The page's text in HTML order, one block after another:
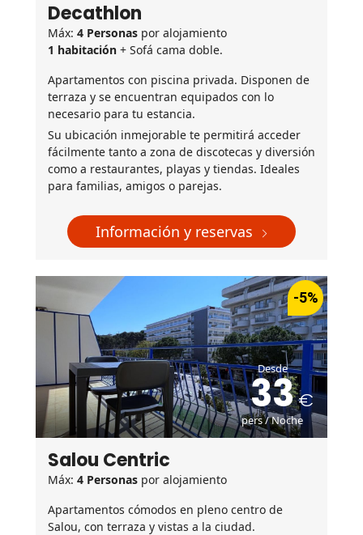
Decathlon
Máx: 4 Personas por alojamiento
1 habitación + Sofá cama doble.
Apartamentos con piscina privada. Disponen de
terraza y se encuentran equipados con lo
necesario para tu estancia.
Su ubicación inmejorable te permitirá acceder
fácilmente tanto a zona de discotecas y diversión
como a restaurantes, playas y tiendas. Ideales
para familias, amigos o parejas.
Información y reservas
-5%
Desde
33
pers / Noche
Salou Centric
Máx: 4 Personas por alojamiento
Apartamentos cómodos en pleno centro de
Salou, con terraza y vistas a la ciudad.